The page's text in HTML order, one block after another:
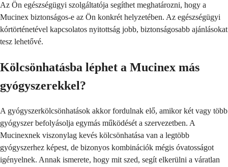
Az Ön egészségügyi szolgáltatója segíthet meghatározni, hogy a
Mucinex biztonságos-e az Ön konkrét helyzetében. Az egészségügyi
kórtörténetével kapcsolatos nyitottság jobb, biztonságosabb ajánlásokat
tesz lehetővé.
Kölcsönhatásba léphet a Mucinex más
gyógyszerekkel?
A gyógyszerkölcsönhatások akkor fordulnak elő, amikor két vagy több
gyógyszer befolyásolja egymás működését a szervezetben. A
Mucinexnek viszonylag kevés kölcsönhatása van a legtöbb
gyógyszerhez képest, de bizonyos kombinációk mégis óvatosságot
igényelnek. Annak ismerete, hogy mit szed, segít elkerülni a váratlan